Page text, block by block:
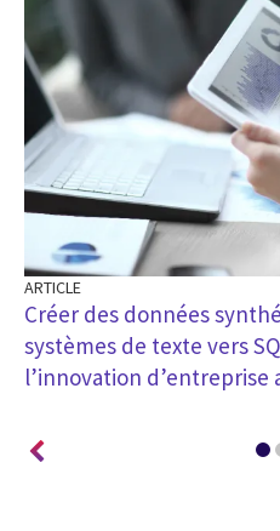
ARTICLE
Créer des données
systèmes de texte vers
l’innovation d’entreprise